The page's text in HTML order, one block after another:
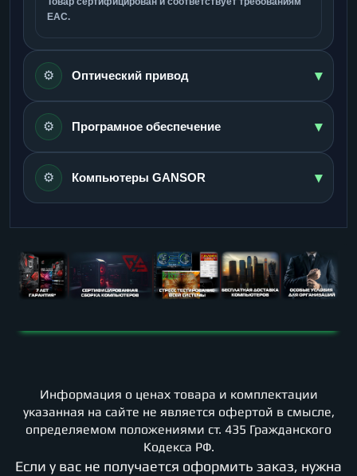
ЕАС.
⚙️ Оптический привод ▾
⚙️ Програмное обеспечение ▾
⚙️ Компьютеры GANSOR ▾
Информация о ценах товара и комплектации
указанная на сайте не является офертой в смысле,
определяемом положениями ст. 435 Гражданского
Кодекса РФ.
Если у вас не получается оформить заказ, нужна